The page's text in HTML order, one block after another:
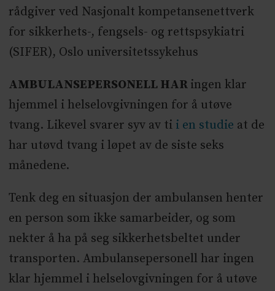
rådgiver ved Nasjonalt kompetansenettverk
for sikkerhets-, fengsels- og rettspsykiatri
(SIFER), Oslo universitetssykehus
AMBULANSEPERSONELL HAR ingen klar
hjemmel i helselovgivningen for å utøve
tvang. Likevel svarer syv av ti i en studie at de
har utøvd tvang i løpet av de siste seks
månedene.
Tenk deg en situasjon der ambulansen henter
en person som ikke samarbeider, og som
nekter å ha på seg sikkerhetsbeltet under
transporten. Ambulansepersonell har ingen
klar hjemmel i helselovgivningen for å utøve